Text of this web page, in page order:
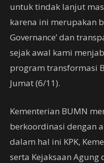
untuk tindak lanjut
karena ini merupakan
Governance’ dan
sejak awal kami
program transformasi
Jumat (6/11).
Kementerian BUMN
berkoordinasi dengan
dalam hal ini KPK,
serta Kejaksaan Agung